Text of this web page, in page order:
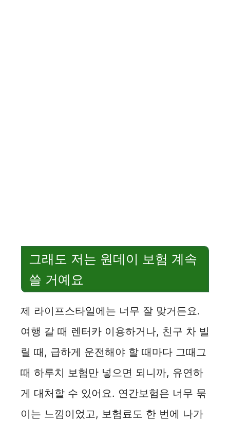
그래도 저는 원데이 보험 계속
쓸 거예요
제 라이프스타일에는 너무 잘 맞거든요.
여행 갈 때 렌터카 이용하거나, 친구 차 빌
릴 때, 급하게 운전해야 할 때마다 그때그
때 하루치 보험만 넣으면 되니까, 유연하
게 대처할 수 있어요. 연간보험은 너무 묶
이는 느낌이었고, 보험료도 한 번에 나가